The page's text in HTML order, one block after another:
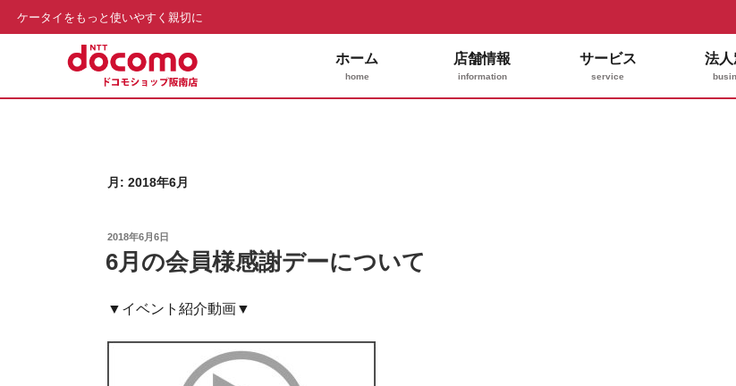
ケータイをもっと使いやすく親切に
ホーム
home
店舗情報
information
サービス
service
法人
月: 2018年6月
投
日:
2018年6月6日
6月の会員様感謝デーについて
▼イベント紹介動画▼